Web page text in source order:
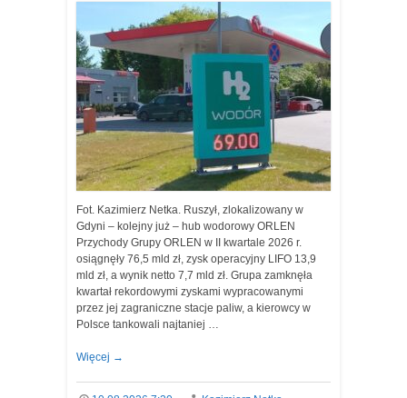
Fot. Kazimierz Netka. Ruszył, zlokalizowany w
Gdyni – kolejny już – hub wodorowy ORLEN
Przychody Grupy ORLEN w II kwartale 2026 r.
osiągnęły 76,5 mld zł, zysk operacyjny LIFO 13,9
mld zł, a wynik netto 7,7 mld zł. Grupa zamknęła
kwartał rekordowymi zyskami wypracowanymi
przez jej zagraniczne stacje paliw, a kierowcy w
Polsce tankowali najtaniej …
Więcej →